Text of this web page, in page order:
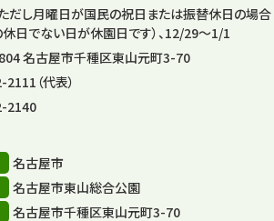
14
だし月曜日が国民の祝日または振替休日の場合
日でない日が休園日です）、12/29～1/1
名古屋市千種区東山元町3-70
（代表）
2140
名古屋市
名古屋市東山総合公園
名古屋市千種区東山元町3-70